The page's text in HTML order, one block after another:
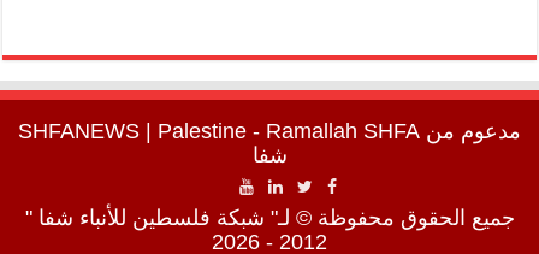
مدعوم من SHFANEWS | Palestine - Ramallah SHFA
شفا
جميع الحقوق محفوظة © لـ" شبكة فلسطين للأنباء شفا "
2012 - 2026